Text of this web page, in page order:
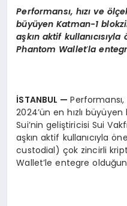
Performansı, hızıve ö
büyüyen Katman-1
aşkın aktif kullanıcısıyla
Phantom Wallet’la
İSTANBUL —
2024’ün en hızlı
Sui’nin geliştiricisi Sui
aşkın aktif kullanıcıyla
custodial) çok zincirli
Wallet’le entegre